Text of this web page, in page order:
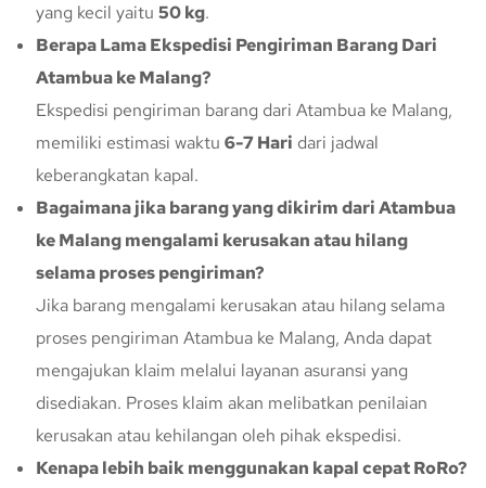
yang kecil yaitu 50 kg.
Berapa Lama Ekspedisi Pengiriman Barang Dari
Atambua ke Malang?
Ekspedisi pengiriman barang dari Atambua ke Malang,
memiliki estimasi waktu 6-7 Hari dari jadwal
keberangkatan kapal.
Bagaimana jika barang yang dikirim dari Atambua
ke Malang mengalami kerusakan atau hilang
selama proses pengiriman?
Jika barang mengalami kerusakan atau hilang selama
proses pengiriman Atambua ke Malang, Anda dapat
mengajukan klaim melalui layanan asuransi yang
disediakan. Proses klaim akan melibatkan penilaian
kerusakan atau kehilangan oleh pihak ekspedisi.
Kenapa lebih baik menggunakan kapal cepat RoRo?